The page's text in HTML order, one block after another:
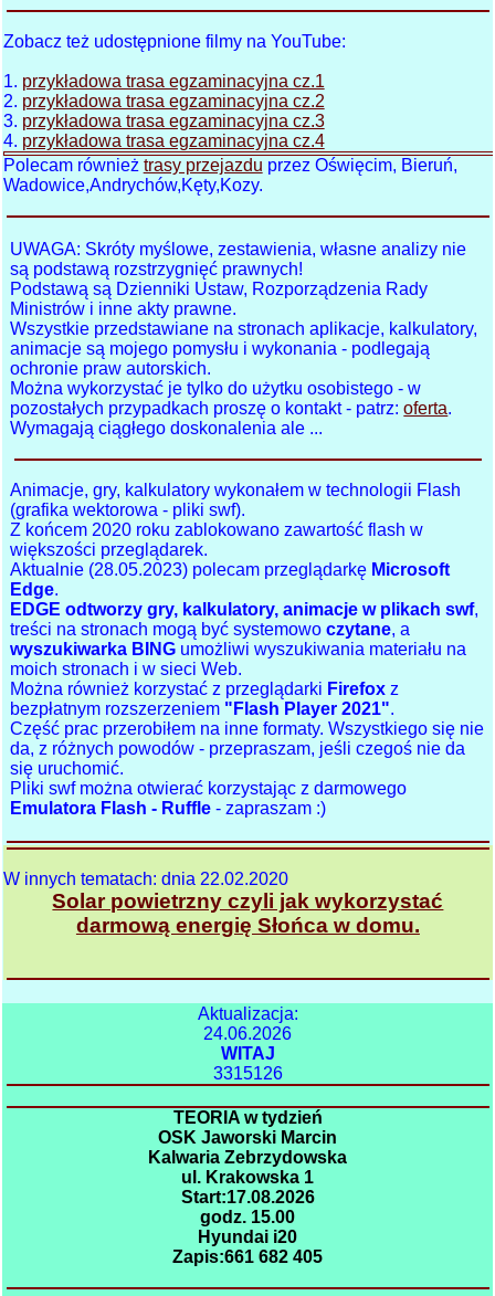
Zobacz też udostępnione filmy na YouTube:
1. przykładowa trasa egzaminacyjna cz.1
2. przykładowa trasa egzaminacyjna cz.2
3. przykładowa trasa egzaminacyjna cz.3
4. przykładowa trasa egzaminacyjna cz.4
Polecam również trasy przejazdu przez Oświęcim, Bieruń,
Wadowice,Andrychów,Kęty,Kozy.
UWAGA: Skróty myślowe, zestawienia, własne analizy nie
są podstawą rozstrzygnięć prawnych!
Podstawą są Dzienniki Ustaw, Rozporządzenia Rady
Ministrów i inne akty prawne.
Wszystkie przedstawiane na stronach aplikacje, kalkulatory,
animacje są mojego pomysłu i wykonania - podlegają
ochronie praw autorskich.
Można wykorzystać je tylko do użytku osobistego - w
pozostałych przypadkach proszę o kontakt - patrz:oferta.
Wymagają ciągłego doskonalenia ale ...
Animacje, gry, kalkulatory wykonałem w technologii Flash
(grafika wektorowa - pliki swf).
Z końcem 2020 roku zablokowano zawartość flash w
większości przeglądarek.
Aktualnie (28.05.2023) polecam przeglądarkę Microsoft
Edge.
EDGE odtworzy gry, kalkulatory, animacje w plikach swf,
treści na stronach mogą być systemowoczytane, a
wyszukiwarka BING umożliwi wyszukiwania materiału na
moich stronach i w sieci Web.
Można również korzystać z przeglądarki Firefox z
bezpłatnym rozszerzeniem "Flash Player 2021".
Część prac przerobiłem na inne formaty. Wszystkiego się nie
da, z różnych powodów - przepraszam, jeśli czegoś nie da
się uruchomić.
Pliki swf można otwierać korzystając z darmowego
Emulatora Flash - Ruffle - zapraszam :)
W innych tematach: dnia 22.02.2020
Solar powietrzny czyli jak wykorzystać
darmową energię Słońca w domu.
Aktualizacja:
24.06.2026
WITAJ
3315126
TEORIA w tydzień
OSK Jaworski Marcin
Kalwaria Zebrzydowska
ul. Krakowska 1
Start:17.08.2026
godz. 15.00
Hyundai i20
Zapis:661 682 405